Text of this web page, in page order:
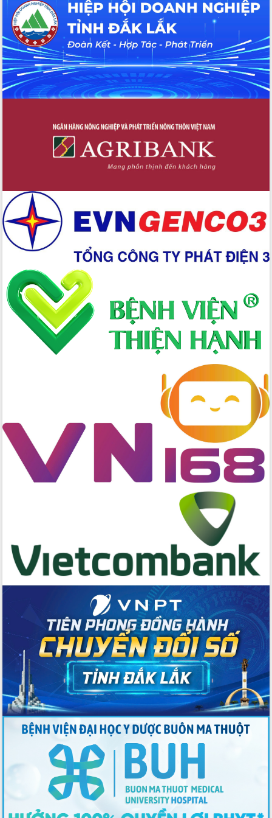
Hội thảo khoa học “Giải pháp thúc đẩy
phát triển nền kinh tế xanh tại tỉnh
Đắk Lắk”
Tăng cường giám sát, đôn đốc thực
hiện nhiệm vụ quản lý tài sản công
hàng tuần
Tháo gỡ những vướng mắc, đẩy mạnh
Đắk Lắk: Tôn vinh 46 giải pháp tại Hội
thi Sáng tạo Kỹ thuật 2024 - 2025
Đắk Lắk rà soát, điều chỉnh Đề án 190
Phó Chủ tịch UBND tỉnh Đắk Lắk
Trương Công Thái kiểm tra thực địa
Dự án cao tốc Khánh Hòa - Buôn Ma
Thuột
Định vị cà phê Việt Nam như một “di
sản sống” trong dòng chảy toàn cầu
Xây dựng nông thôn mới: Nâng cao đời
sống người dân từ những mô hình thiết
thực
Quyết liệt tháo gỡ vướng mắc, đẩy
nhanh tiến độ các dự án trọng điểm
trong Khu kinh tế Nam Phú Yên
Hòn Yến phát triển du lịch gắn với bảo
Phát động chiến dịch 30 ngày đêm
giải phóng mặt bằng Tuyến đường bộ
ven biển
Đắk Lắk nỗ lực thúc đẩy tăng trưởng
kinh tế từ 10% trở lên trong Quý
Thứ trưởng Bộ Y tế làm việc với tỉnh
Đắk Lắk về phát triển nhân lực y tế
cho trạm y tế cấp xã
Du lịch Đắk Lắk nâng tầm trải nghiệm
du khách thông qua Hệ thống cơ sở dữ
liệu và Bản đồ số
Tập huấn ứng dụng trí tuệ nhân tạo (AI)
trong thương mại điện tử năm 2026
Đoàn đại biểu Quốc hội tỉnh Đắk Lắk
trao đổi thông tin trước Kỳ họp thứ
nhất, Quốc hội khóa XVI
Quyết liệt cải cách hành chính, khơi
thông nguồn lực phát triển
Nâng cao hiệu lực, hiệu quả HĐND
tỉnh thông qua hiện đại hóa hành chính
Xã Ea Phê gắn cải cách hành chính với
chuyển đổi số
Phó Chủ tịch Thường trực UBND tỉnh
Hồ Thị Nguyên Thảo làm việc tại Trung